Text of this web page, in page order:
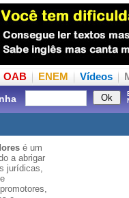
OAB ENEM Vídeos
é um
a abrigar
jurídicas,